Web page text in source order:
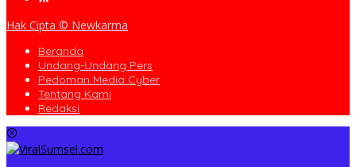
Hak Cipta © Newkarma
Beranda
Undang-Undang Pers
Pedoman Media Cyber
Tentang Kami
Redaksi